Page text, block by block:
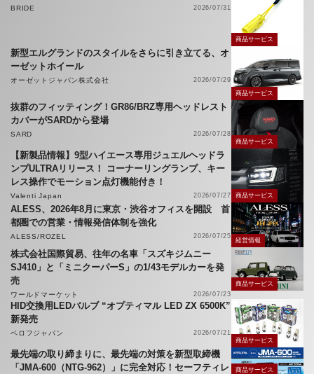
BRIDE 2026/07/31
商品サービス
新型エルグランドのスタイルをさらに引き立てる、オ
ーゼットホイール
オーゼットジャパン株式会社
2026/07/29
商品サービス
抜群のフィッティング！GR86/BRZ専用ヘッドレスト
カバーがSARDから登場
SARD
2026/07/28
商品サービス
【新製品情報】9型ハイエース専用ジュエルヘッドラ
ンプULTRAリリース！ コーナーリングランプ、キー
レス操作でモーション点灯機能付き！
Valenti Japan 2026/07/27 商品サービス
ALESS、2026年8月に東京・渋谷オフィスを開設 首
都圏での営業・情報発信体制を強化
ALESS/ROZEL 2026/07/25
経営情報
株式会社国際貿易、往年の名車「スズキジムニー
SJ410」と「ミニクーパーS」の1/43モデルカーを発
売
ワールドマーケット 2026/07/23
商品サービス
HID交換用LEDバルブ “オプティマル LED ZX 6500K”
新発売
ベロフジャパン
2026/07/21
商品サービス
最先端の取り締まりに、最先端の対策を新型取締機
「JMA-600（NTG-962）」に完全対応！セーフティレ
商品サービス